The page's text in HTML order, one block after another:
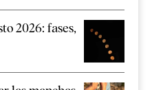
2026: fases,